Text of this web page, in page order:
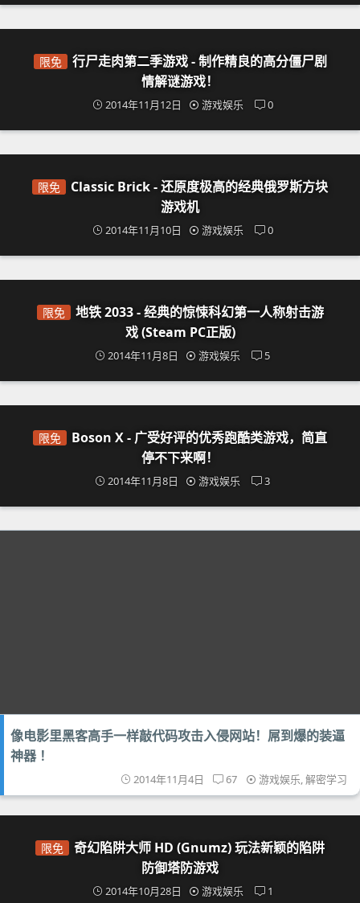
限免
行尸走肉第二季游戏 - 制作精良的高分僵尸剧
情解谜游戏！
2014年11月12日 游戏娱乐 0
限免
Classic Brick - 还原度极高的经典俄罗斯方块
游戏机
2014年11月10日 游戏娱乐 0
限免
地铁 2033 - 经典的惊悚科幻第一人称射击游
戏 (Steam PC正版)
2014年11月8日 游戏娱乐 5
限免
Boson X - 广受好评的优秀跑酷类游戏，简直
停不下来啊！
2014年11月8日 游戏娱乐 3
像电影里黑客高手一样敲代码攻击入侵网站！屌到爆的装逼
神器 ！
2014年11月4日 67 游戏娱乐,解密学习
限免
奇幻陷阱大师 HD (Gnumz) 玩法新颖的陷阱
防御塔防游戏
2014年10月28日 游戏娱乐 1